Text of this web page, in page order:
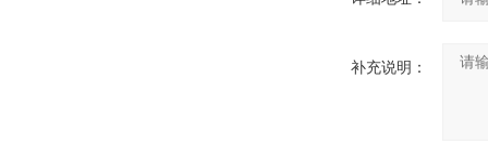
补充说明：